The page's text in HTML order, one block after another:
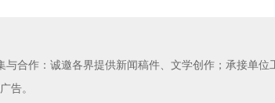
与合作：诚邀各界提供新闻稿件、文学创作；承接单
告。